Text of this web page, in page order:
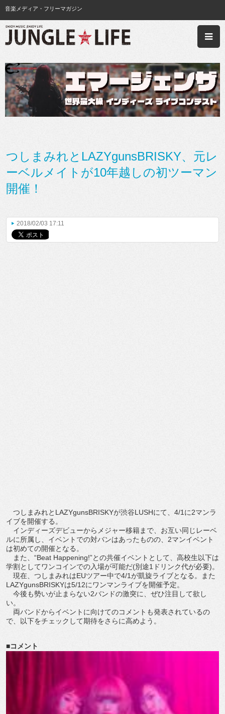
音楽メディア・フリーマガジン
つしまみれとLAZYgunsBRISKY、元レ
ーベルメイトが10年越しの初ツーマン
開催！
2018/02/03 17:11
つしまみれとLAZYgunsBRISKYが渋谷LUSHにて、4/1に2マンラ
イブを開催する。
インディーズデビューからメジャー移籍まで、お互い同じレーベ
ルに所属し、イベントでの対バンはあったものの、2マンイベント
は初めての開催となる。
また、“Beat Happening!”との共催イベントとして、高校生以下は
学割としてワンコインでの入場が可能だ(別途1ドリンク代が必要)。
現在、つしまみれはEUツアー中で4/1が凱旋ライブとなる。また
LAZYgunsBRISKYは5/12にワンマンライブを開催予定。
今後も勢いが止まらない2バンドの激突に、ぜひ注目して欲し
い。
両バンドからイベントに向けてのコメントも発表されているの
で、以下をチェックして期待をさらに高めよう。
■コメント